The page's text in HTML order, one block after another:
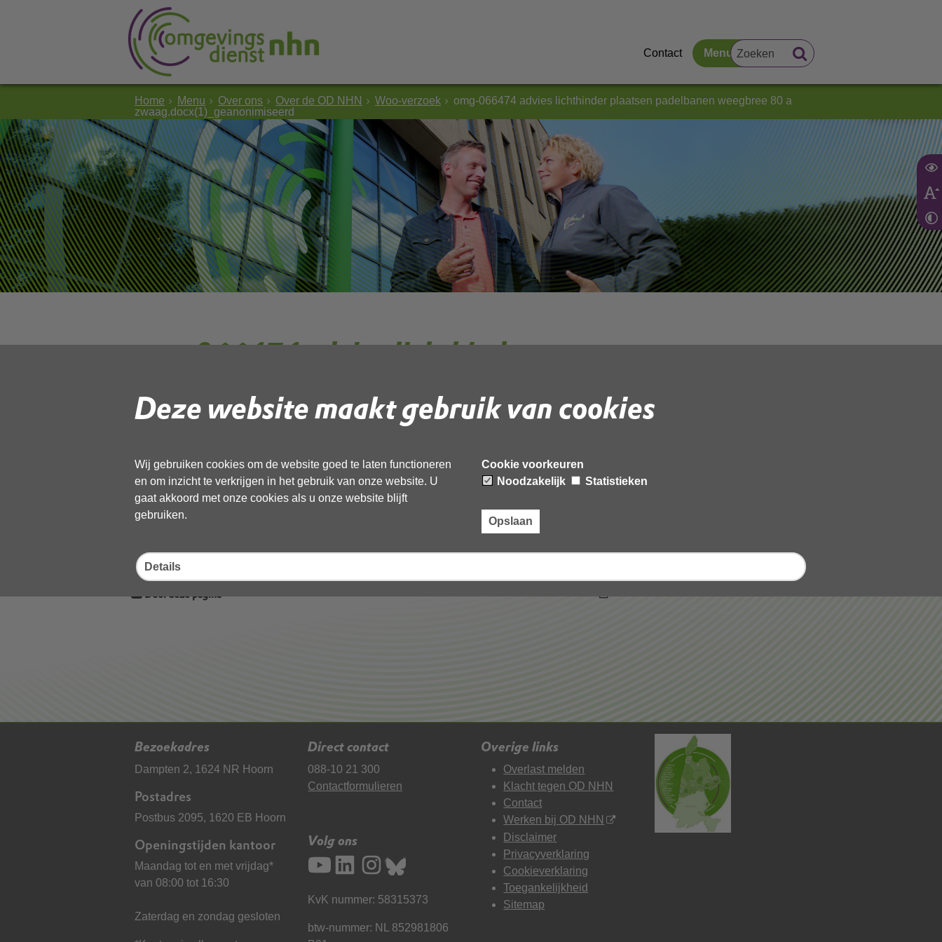
Deze website maakt gebruik van cookies
Wij gebruiken cookies om de website goed te laten functioneren
en om inzicht te verkrijgen in het gebruik van onze website. U
gaat akkoord met onze cookies als u onze website blijft
gebruiken.
Cookie voorkeuren
Noodzakelijk
Statistieken
Opslaan
Details
Contact Menu
Home Menu Over ons Over de OD NHN Woo-verzoek
omg-066474 advies lichthinder plaatsen padelbanen weegbree 80 a
zwaag.docx(1)_geanonimiseerd
omg-066474 advies lichthinder
plaatsen padelbanen weegbree 80 a
zwaag.docx(1)_geanonimiseerd
Gebruik de onderstaande link om het document te downloaden.
Download ‘omg-066474 advies lichthinder plaatsen padelbanen weegbree 80 a
02 juni 2026,pdf, 421kB
Deel deze pagina
Bezoekadres
Dampten 2, 1624 NR Hoorn
Postadres
Postbus 2095, 1620 EB Hoorn
Openingstijden kantoor
Maandag tot en met vrijdag*
van 08:00 tot 16:30
Zaterdag en zondag gesloten
Direct contact
088-10 21 300
Contactformulieren
Volg ons
KvK nummer: 58315373
btw-nummer: NL 852981806
Overige links
Overlast melden
Klacht tegen OD NHN
Contact
Werken bij OD NHN
Disclaimer
Privacyverklaring
Cookieverklaring
Toegankelijkheid
Sitemap